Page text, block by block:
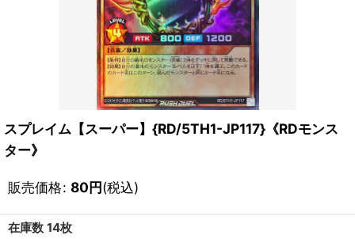
スプレイム【スーパー】{RD/5TH1-JP117}《RDモンス
ター》
販売価格: 80円(税込)
在庫数 14枚